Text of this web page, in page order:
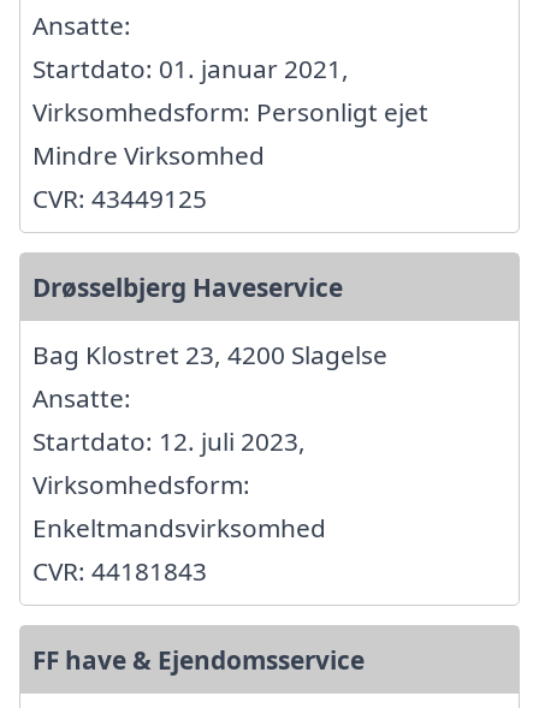
Ansatte:
Startdato: 01. januar 2021,
Virksomhedsform: Personligt ejet
Mindre Virksomhed
CVR: 43449125
Drøsselbjerg Haveservice
Bag Klostret 23, 4200 Slagelse
Ansatte:
Startdato: 12. juli 2023,
Virksomhedsform:
Enkeltmandsvirksomhed
CVR: 44181843
FF have & Ejendomsservice